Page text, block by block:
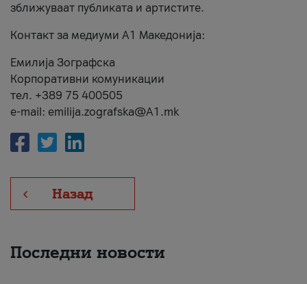
зближуваат публиката и артистите.
Контакт за медиуми А1 Македонија:
Емилија Зографска
Корпоративни комуникации
тел. +389 75 400505
e-mail: emilija.zografska@A1.mk
Назад
Последни новости